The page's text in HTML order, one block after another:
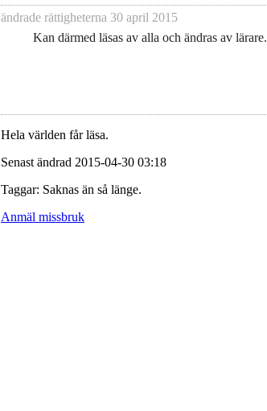
ändrade rättigheterna 30 april 2015
Kan därmed läsas av alla och ändras av lärare.
Hela världen får läsa.
Senast ändrad 2015-04-30 03:18
Taggar: Saknas än så länge.
Anmäl missbruk